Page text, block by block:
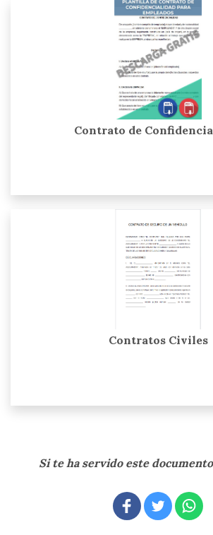
Contrato de
Contratos Civiles
Si te ha servido este